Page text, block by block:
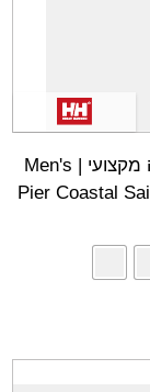
ג'קט הפלגה מקצועי | Men's
Pier Coastal